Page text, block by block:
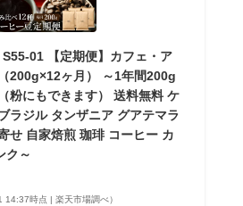
S55-01 【定期便】カフェ・ア
200g×12ヶ月） ～1年間200g
粉にもできます） 送料無料 ケ
ラジル タンザニア グアテマラ
せ 自家焙煎 珈琲 コーヒー カ
ク～
14:37時点 | 楽天市場調べ）